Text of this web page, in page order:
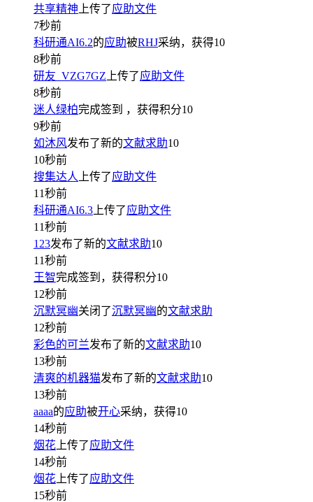
共享精神 上传了应助文件
7秒前
科研通AI6.2的应助被RHJ采纳，获得10
8秒前
研友_VZG7GZ 上传了应助文件
8秒前
迷人绿柏完成签到 ，获得积分10
9秒前
如沐风发布了新的文献求助10
10秒前
搜集达人 上传了应助文件
11秒前
科研通AI6.3 上传了应助文件
11秒前
123发布了新的文献求助10
11秒前
王智完成签到，获得积分10
12秒前
沉默冥幽关闭了沉默冥幽的文献求助
12秒前
彩色的可兰发布了新的文献求助10
13秒前
清爽的机器猫发布了新的文献求助10
13秒前
aaaa的应助被开心采纳，获得10
14秒前
烟花 上传了应助文件
14秒前
烟花 上传了应助文件
15秒前